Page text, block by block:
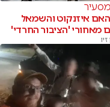
איזנקוט והשמאל
מאחורי 'הציבור החרדי'